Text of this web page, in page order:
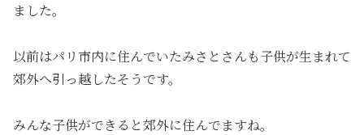
ました。
以前はパリ市内に住んでいたみさとさんも子供が生まれて
郊外へ引っ越したそうです。
みんな子供ができると郊外に住んでますね。